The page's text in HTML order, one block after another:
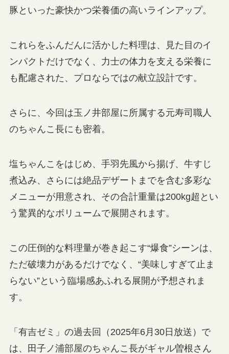
豚といった豪快かつ栄養価の高いラインアップ。
これらをふんだんに活かした料理は、見た目のイ
ンパクトだけでなく、力士の体力を支える栄養に
も配慮された、プロならではの献立設計です。
さらに、今回は玉ノ井部屋に所属する元寿司職人
のちゃんこ長にも密着。
塩ちゃんこをはじめ、手羽先風から揚げ、牛すじ
煮込み、さらには絶品デザートまでを含む多彩な
メニューが用意され、その合計重量は200kg超とい
う驚異的なボリュームで展開されます。
この圧倒的な料理量が巻き起こす“爆食”シーンは、
ただ破壊力があるだけでなく、“美味しすぎて止ま
らない”という臨場感あふれる展開が予想されま
す。
「有吉ゼミ」の過去回（2025年6月30日放送）で
は、田子ノ浦部屋のちゃんこ長がギャル曽根さん